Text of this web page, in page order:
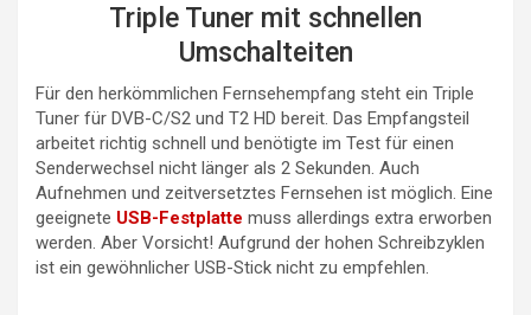
Triple Tuner mit schnellen
Umschalteiten
Für den herkömmlichen Fernsehempfang steht ein Triple
Tuner für DVB-C/S2 und T2 HD bereit. Das Empfangsteil
arbeitet richtig schnell und benötigte im Test für einen
Senderwechsel nicht länger als 2 Sekunden. Auch
Aufnehmen und zeitversetztes Fernsehen ist möglich. Eine
geeignete USB-Festplatte muss allerdings extra erworben
werden. Aber Vorsicht! Aufgrund der hohen Schreibzyklen
ist ein gewöhnlicher USB-Stick nicht zu empfehlen.